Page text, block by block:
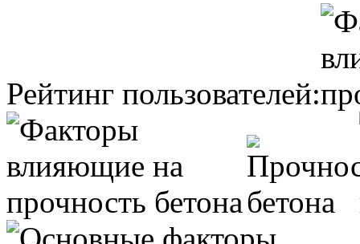
Рейтинг пользователей: